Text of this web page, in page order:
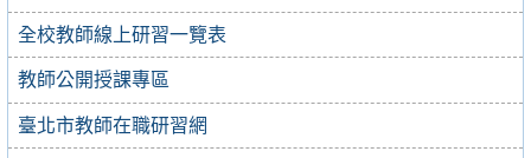
全校教師線上研習一覽表
教師公開授課專區
臺北市教師在職研習網